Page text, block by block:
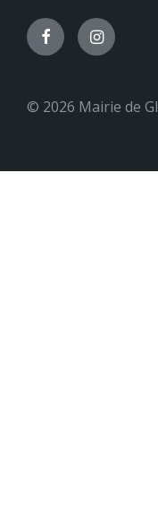
FacebookInstagram
© 2026 Mairie de